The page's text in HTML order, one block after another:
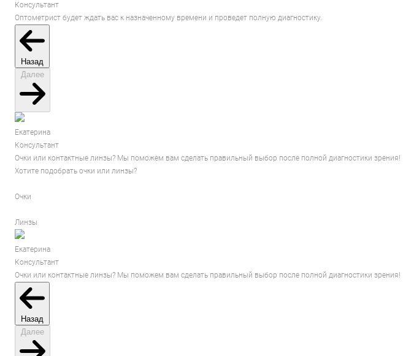
Консультант
Оптометрист будет ждать вас к назначенному времени и проведет полную диагностику.
Назад
Далее
Екатерина
Консультант
Очки или контактные линзы? Мы поможем вам сделать правильный выбор после полной диагностики зрения!
Хотите подобрать очки или линзы?
Очки
Линзы
Екатерина
Консультант
Очки или контактные линзы? Мы поможем вам сделать правильный выбор после полной диагностики зрения!
Назад
Далее